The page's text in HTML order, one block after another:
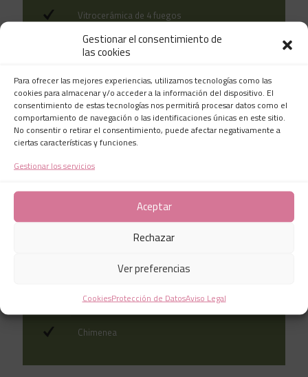
Gestionar el consentimiento de
las cookies
Para ofrecer las mejores experiencias, utilizamos tecnologías como las
cookies para almacenar y/o acceder a la información del dispositivo. El
consentimiento de estas tecnologías nos permitirá procesar datos como el
comportamiento de navegación o las identificaciones únicas en este sitio.
No consentir o retirar el consentimiento, puede afectar negativamente a
ciertas características y funciones.
Gestionar los servicios
Aceptar
Rechazar
Ver preferencias
CookiesProtección de DatosAviso Legal
Vitrocerámica de 4 fuegos
Horno
Menaje para comensales
Aseo
Lavavajillas
WIFI
Parrilla
Chimenea